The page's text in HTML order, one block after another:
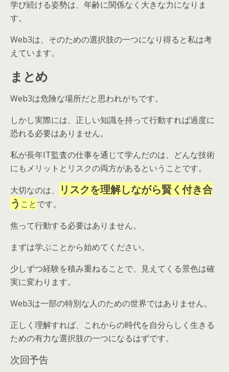
学び続ける姿勢は、年齢に関係なく大きな力になりま
す。
Web3は、そのための選択肢の一つになり得ると私は考
えています。
まとめ
Web3は危険な場所だと思われがちです。
しかし実際には、正しい知識を持って行動すれば過度に
恐れる必要はありません。
私が長年IT監査の仕事を通じて学んだのは、どんな技術
にもメリットとリスクの両方があるということです。
大切なのは、
リスクを理解しながら賢く付き合
う ことです。
焦って行動する必要はありません。
まずは学ぶことから始めてください。
少しずつ経験を積み重ねることで、見えてくる景色は確
実に変わります。
Web3は一部の特別な人のための世界ではありません。
正しく理解すれば、これからの時代を自分らしく生きる
ための有力な選択肢の一つになるはずです。
次回予告